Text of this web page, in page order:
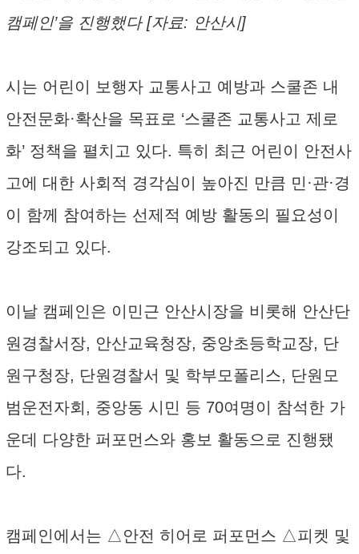
캠페인’을 진행했다 [자료: 안산시]
시는 어린이 보행자 교통사고 예방과 스쿨존 내
안전문화·확산을 목표로 ‘스쿨존 교통사고 제로
화’ 정책을 펼치고 있다. 특히 최근 어린이 안전사
고에 대한 사회적 경각심이 높아진 만큼 민·관·경
이 함께 참여하는 선제적 예방 활동의 필요성이
강조되고 있다.
이날 캠페인은 이민근 안산시장을 비롯해 안산단
원경찰서장, 안산교육청장, 중앙초등학교장, 단
원구청장, 단원경찰서 및 학부모폴리스, 단원모
범운전자회, 중앙동 시민 등 70여명이 참석한 가
운데 다양한 퍼포먼스와 홍보 활동으로 진행됐
다.
캠페인에서는 △안전 히어로 퍼포먼스 △피켓 및